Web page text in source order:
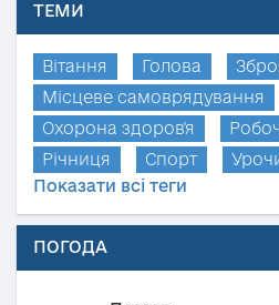
ТЕМИ
Вітання Голова
Місцеве самоврядування
Охорона здоров'я
Річниця
Спорт
Показати всі теги
ПОГОДА